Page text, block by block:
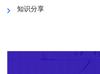
知识分享